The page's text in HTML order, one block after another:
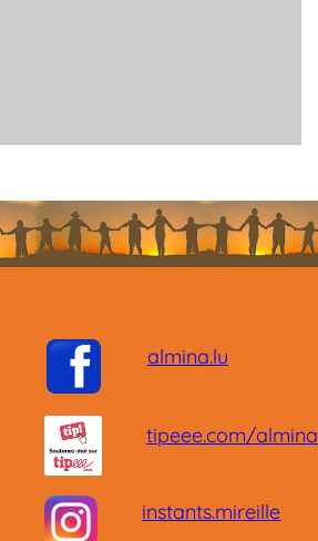
almina.lu
tipeee.com/almina
instants.mireille